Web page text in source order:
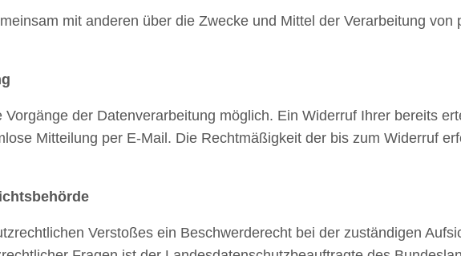
mit anderen über die Zwecke und Mittel der Verarbeitung von
der Datenverarbeitung möglich. Ein Widerruf Ihrer bereits
Mitteilung per E-Mail. Die Rechtmäßigkeit der bis zum Widerruf
Verstoßes ein Beschwerderecht bei der zuständigen